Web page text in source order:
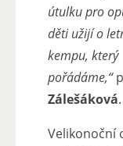
útulku pro
děti užijí o
kempu, který
pořádáme,“
Zálešáková.
Velikonoční